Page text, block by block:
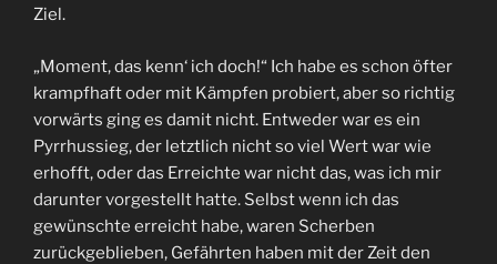
Ziel.
„Moment, das kenn‘ ich doch!“ Ich habe es schon öfter
krampfhaft oder mit Kämpfen probiert, aber so richtig
vorwärts ging es damit nicht. Entweder war es ein
Pyrrhussieg, der letztlich nicht so viel Wert war wie
erhofft, oder das Erreichte war nicht das, was ich mir
darunter vorgestellt hatte. Selbst wenn ich das
gewünschte erreicht habe, waren Scherben
zurückgeblieben, Gefährten haben mit der Zeit den